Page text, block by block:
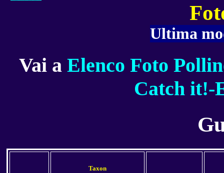
Ultima
Vai a Elenco Foto
Catch it!-
Taxon